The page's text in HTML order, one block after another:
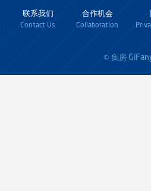
联系我们
Contact Us
合作机会
Collaboration
© 集房